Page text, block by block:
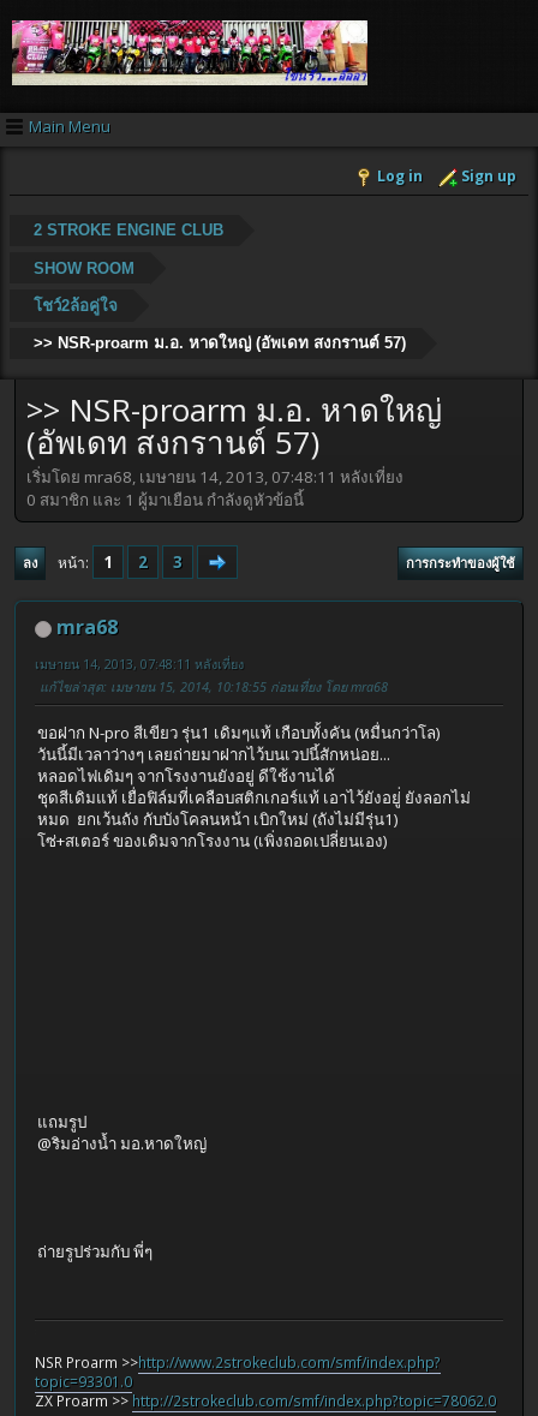
Main Menu
Log in Sign up
2 STROKE ENGINE CLUB
SHOW ROOM
โชว์2ล้อคู่ใจ
>> NSR-proarm ม.อ. หาดใหญ่ (อัพเดท สงกรานต์ 57)
>> NSR-proarm ม.อ. หาดใหญ่
(อัพเดท สงกรานต์ 57)
เริ่มโดย mra68, เมษายน 14, 2013, 07:48:11 หลังเที่ยง
0 สมาชิก และ 1 ผู้มาเยือน กำลังดูหัวข้อนี้
ลง หน้า 1 2 3 การกระทำของผู้ใช้
mra68
เมษายน 14, 2013, 07:48:11 หลังเที่ยง
แก้ไขล่าสุด: เมษายน 15, 2014, 10:18:55 ก่อนเที่ยง โดย mra68
ขอฝาก N-pro สีเขียว รุ่น1 เดิมๆแท้ เกือบทั้งคัน (หมื่นกว่าโล)
วันนี้มีเวลาว่างๆ เลยถ่ายมาฝากไว้บนเวปนี้สักหน่อย...
หลอดไฟเดิมๆ จากโรงงานยังอยู่ ดีใช้งานได้
ชุดสีเดิมแท้ เยื่อฟิล์มที่เคลือบสติกเกอร์แท้ เอาไว้ยังอยู่่ ยังลอกไม่
หมด ยกเว้นถัง กับบังโคลนหน้า เบิกใหม่ (ถังไม่มีรุ่น1)
โซ่+สเตอร์ ของเดิมจากโรงงาน (เพิ่งถอดเปลี่ยนเอง)
แถมรูป
@ริมอ่างน้ำ มอ.หาดใหญ่
ถ่ายรูปร่วมกับ พี่ๆ
NSR Proarm >>http://www.2strokeclub.com/smf/index.php?
topic=93301.0
ZX Proarm >> http://2strokeclub.com/smf/index.php?topic=78062.0